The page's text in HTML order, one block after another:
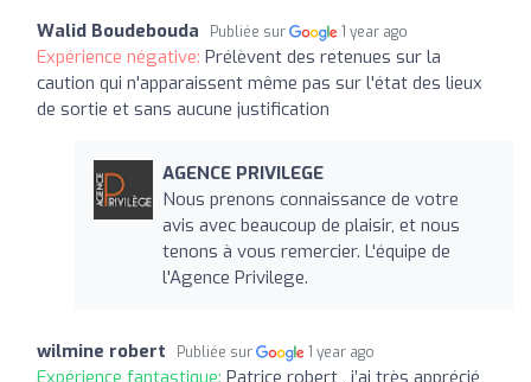
Walid Boudebouda Publiée sur 1 year ago
Expérience négative: Prélèvent des retenues sur la
caution qui n'apparaissent même pas sur l'état des lieux
de sortie et sans aucune justification
AGENCE PRIVILEGE
Nous prenons connaissance de votre
avis avec beaucoup de plaisir, et nous
tenons à vous remercier. L'équipe de
l'Agence Privilege.
wilmine robert Publiée sur 1 year ago
Expérience fantastique: Patrice robert , j’ai très apprécié